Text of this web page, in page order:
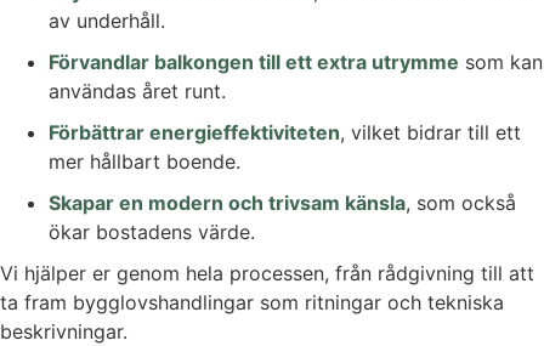
av underhåll.
Förvandlar balkongen till ett extra utrymme som kan
användas året runt.
Förbättrar energieffektiviteten, vilket bidrar till ett
mer hållbart boende.
Skapar en modern och trivsam känsla, som också
ökar bostadens värde.
Vi hjälper er genom hela processen, från rådgivning till att
ta fram bygglovshandlingar som ritningar och tekniska
beskrivningar.